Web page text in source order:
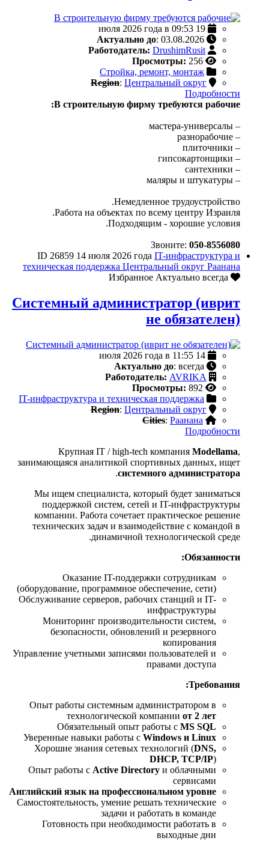
Актуально до: 03.08.2026
Работодатель: DrushimRusit
Просмотры: 256
Стройка, ремонт, монтаж
Region: Центральный округ
Подробности
В строительную фирму требуются рабочие:
– мастера-универсалы
– разнорабочие
– плиточники
– гипсокартонщики
– сантехники
– маляры и штукатуры
Немедленное трудоустройство.
Работа на объектах по всему центру Израиля.
Подходящим - хорошие условия.
Звоните: 050-8556080
ID 26859 14 июля 2026 года IT-инфраструктура и
техническая поддержка Центральный округ Раанана
Актуально всегда
Системный администратор (иврит
не обязателен)
Актуально до: всегда
Работодатель: AVRIKA
Просмотры: 892
IT-инфраструктура и техническая поддержка
Region: Центральный округ
Cities: Раанана
Подробности
Крупная IT / high-tech компания Modellama,
занимающаяся аналитикой спортивных данных, ищет
системного администратора
.
Мы ищем специалиста, который будет заниматься
поддержкой систем, сетей и IT-инфраструктуры
компании. Работа сочетает практическое решение
технических задач и взаимодействие с командой в
динамичной технологической среде.
Обязанности:
Оказание IT-поддержки сотрудникам
(оборудование, программное обеспечение, сети)
Обслуживание серверов, рабочих станций и IT-
инфраструктуры
Мониторинг производительности систем,
безопасности, обновлений и резервного
копирования
Управление учетными записями пользователей и
правами доступа
Требования:
Опыт работы системным администратором в
технологической компании от 2 лет
Обязательный опыт работы с MS SQL
Уверенные навыки работы с Windows и Linux
Хорошие знания сетевых технологий (DNS,
DHCP, TCP/IP)
Опыт работы с Active Directory и облачными
сервисами
Английский язык на профессиональном уровне
Самостоятельность, умение решать технические
задачи и работать в команде
Готовность при необходимости работать в
выходные дни